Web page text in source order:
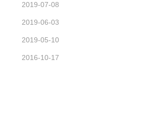
2019-07-08
2019-06-03
2019-05-10
2016-10-17